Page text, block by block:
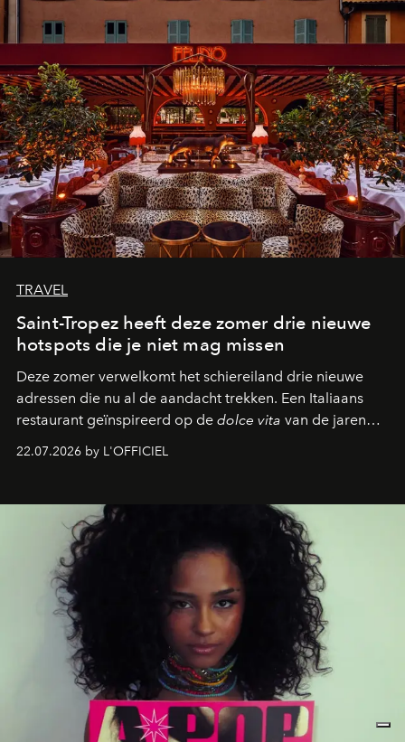
TRAVEL
Saint-Tropez heeft deze zomer drie nieuwe
hotspots die je niet mag missen
Deze zomer verwelkomt het schiereiland drie nieuwe
adressen die nu al de aandacht trekken. Een Italiaans
restaurant geïnspireerd op de dolce vita van de jaren
verandert in een bruisende ontmoetingsplek en de
neerstrijkt in Saint-Tropez. Dit zijn de nieuwe adressen
die deze zomer de toon zetten, van lange lunches tot
zwoele nachten.
22.07.2026 by L'OFFICIEL